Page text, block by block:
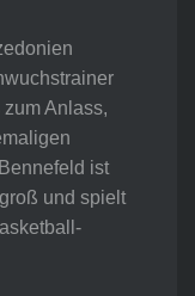
Anlass,
ist
und spielt